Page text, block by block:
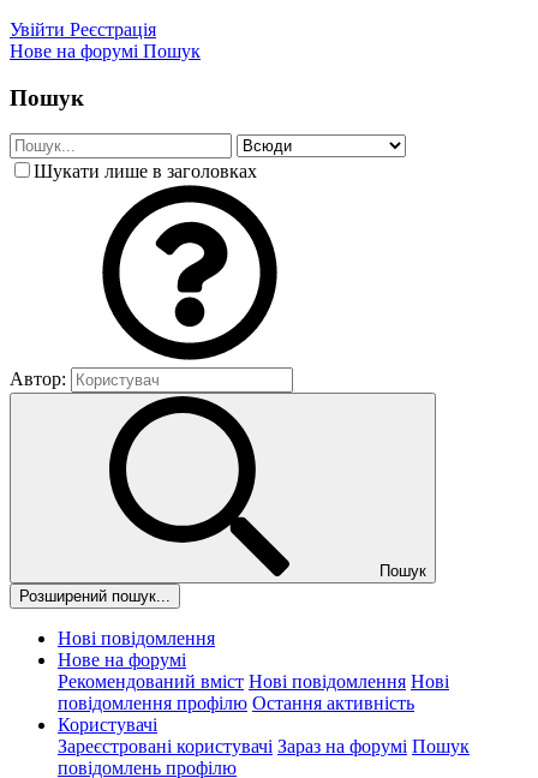
Увійти Реєстрація
Нове на форумі Пошук
Пошук
Шукати лише в заголовках
Автор:
Пошук
Розширений пошук...
Нові повідомлення
Нове на форумі
Рекомендований вміст Нові повідомлення Нові
повідомлення профілю Остання активність
Користувачі
Зареєстровані користувачі Зараз на форумі Пошук
повідомлень профілю